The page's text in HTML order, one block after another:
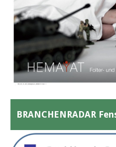
BRANCHENRADAR